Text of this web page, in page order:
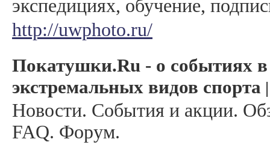
экспедициях, обучение,
http://uwphoto.ru/
Покатушки.Ru - о событиях
экстремальных видов спорта
Новости. События и акции.
FAQ. Форум.